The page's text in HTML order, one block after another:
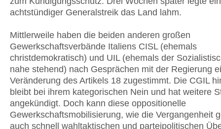
achtstündiger Generalstreik das Land lahm.
Mittlerweile haben die beiden anderen großen
Gewerkschaftsverbände Italiens CISL (ehemals
christdemokratisch) und UIL (ehemals der
nahe stehend) nach Gesprächen mit der Regierung
Veränderung des Artikels 18 zugestimmt. Die CGIL
bleibt bei ihrem kategorischen Nein und hat weitere
angekündigt. Doch kann diese oppositionelle
Gewerkschaftsmobilisierung, wie die Vergangenheit
auch schnell wahltaktischen und parteipolitischen